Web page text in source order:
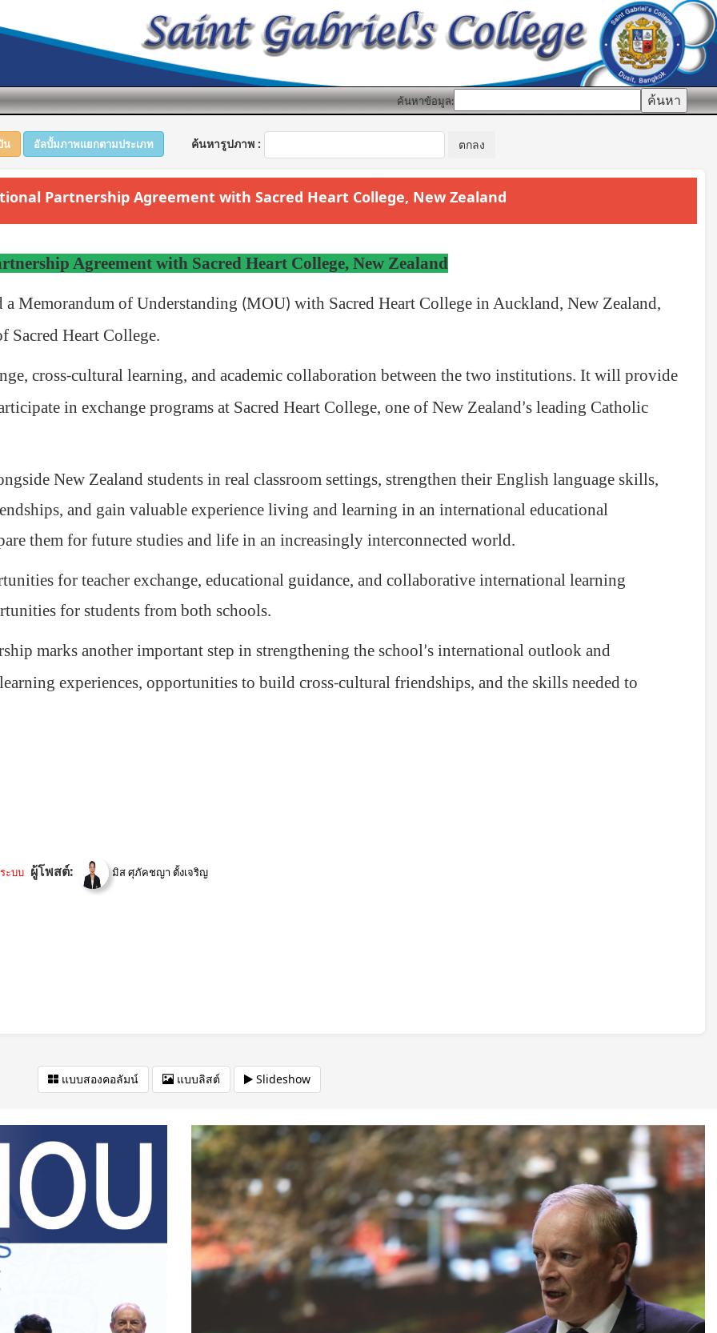
ค้นหาข้อมูล:
น อัลบั้มภาพแยกตามประเภท ค้นหารูปภาพ :
Partnership Agreement with Sacred Heart College, New Zealand
Agreement with Sacred Heart College, New Zealand
a Memorandum of Understanding (MOU) with Sacred Heart College in Auckland, New Zealand,
Sacred Heart College.
cross-cultural learning, and academic collaboration between the two institutions. It will provide
in exchange programs at Sacred Heart College, one of New Zealand’s leading Catholic
New Zealand students in real classroom settings, strengthen their English language skills,
and gain valuable experience living and learning in an international educational
them for future studies and life in an increasingly interconnected world.
for teacher exchange, educational guidance, and collaborative international learning
for students from both schools.
marks another important step in strengthening the school’s international outlook and
experiences, opportunities to build cross-cultural friendships, and the skills needed to
ะบบ ผู้โพสต์: มิส ศุภัคชญา ตั้งเจริญ
แบบสองคอลัมน์ แบบลิสต์ Slideshow